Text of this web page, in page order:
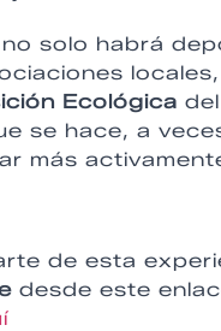
solo habrá
Ecológica
se hace, a
más
de esta
desde este